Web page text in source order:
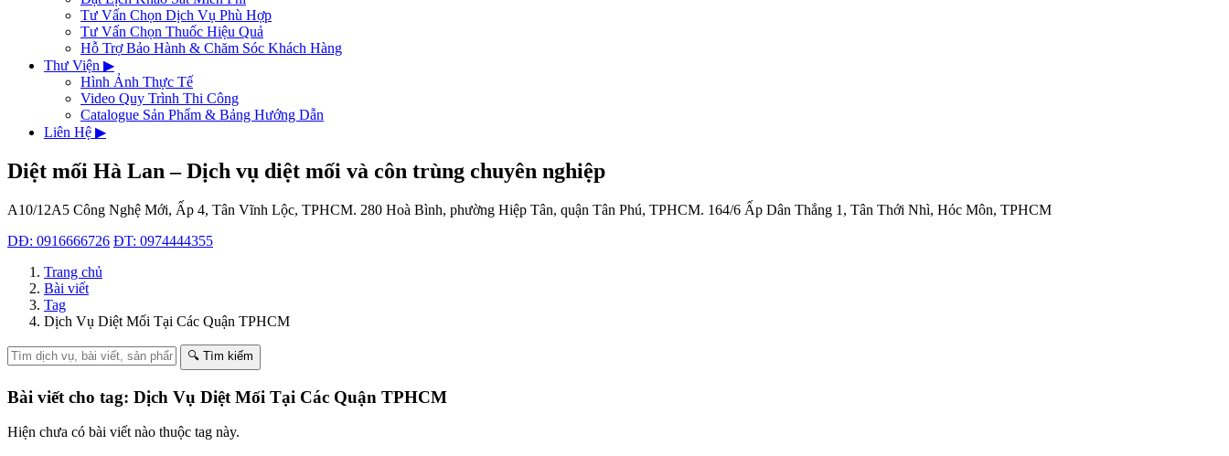
Tư Vấn Chọn Dịch Vụ Phù Hợp
Tư Vấn Chọn Thuốc Hiệu Quả
Hỗ Trợ Bảo Hành & Chăm Sóc Khách Hàng
Thư Viện ▶
Hình Ảnh Thực Tế
Video Quy Trình Thi Công
Catalogue Sản Phẩm & Bảng Hướng Dẫn
Liên Hệ ▶
Diệt mối Hà Lan – Dịch vụ diệt mối và côn trùng chuyên nghiệp
A10/12A5 Công Nghệ Mới, Ấp 4, Tân Vĩnh Lộc, TPHCM. 280 Hoà Bình, phường Hiệp Tân, quận Tân Phú, TPHCM. 164/6 Ấp Dân Thắng 1, Tân Thới Nhì, Hóc Môn, TPHCM
DĐ: 0916666726 ĐT: 0974444355
Trang chủ
Bài viết
Tag
Dịch Vụ Diệt Mối Tại Các Quận TPHCM
🔍 Tìm kiếm
Bài viết cho tag: Dịch Vụ Diệt Mối Tại Các Quận TPHCM
Hiện chưa có bài viết nào thuộc tag này.